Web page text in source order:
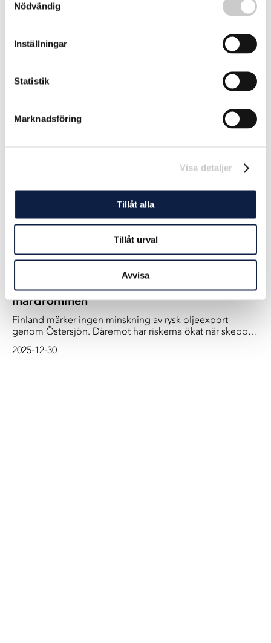
Nödvändig
Inställningar
Statistik
Marknadsföring
Visa detaljer
Tillåt alla
Tillåt urval
Avvisa
Miljardimport av rysk fisk – via Kina
Spänt i Finska viken: Krock med färja
mardrömmen
Finland märker ingen minskning av rysk oljeexport
genom Östersjön. Däremot har riskerna ökat när skeppen
störs ut i den trånga Finska viken. - Det värsta scenariot
2025-12-30